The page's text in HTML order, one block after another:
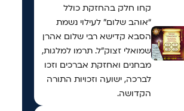
קחו חלק בהחזקת כולל
“אוהב שלום” לעילוי נשמת
הסבא קדישא רבי שלום אהרן
שמואלי זצוק״ל. תרמו למלגות,
מבחנים ואחזקת אברכים וזכו
לברכה, ישועה וזכויות התורה
הקדושה.